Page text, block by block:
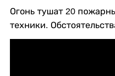
Огонь тушат 20
техники.